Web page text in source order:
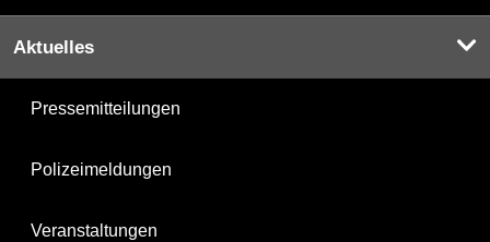
Aktuelles
Pressemitteilungen
Polizeimeldungen
Veranstaltungen